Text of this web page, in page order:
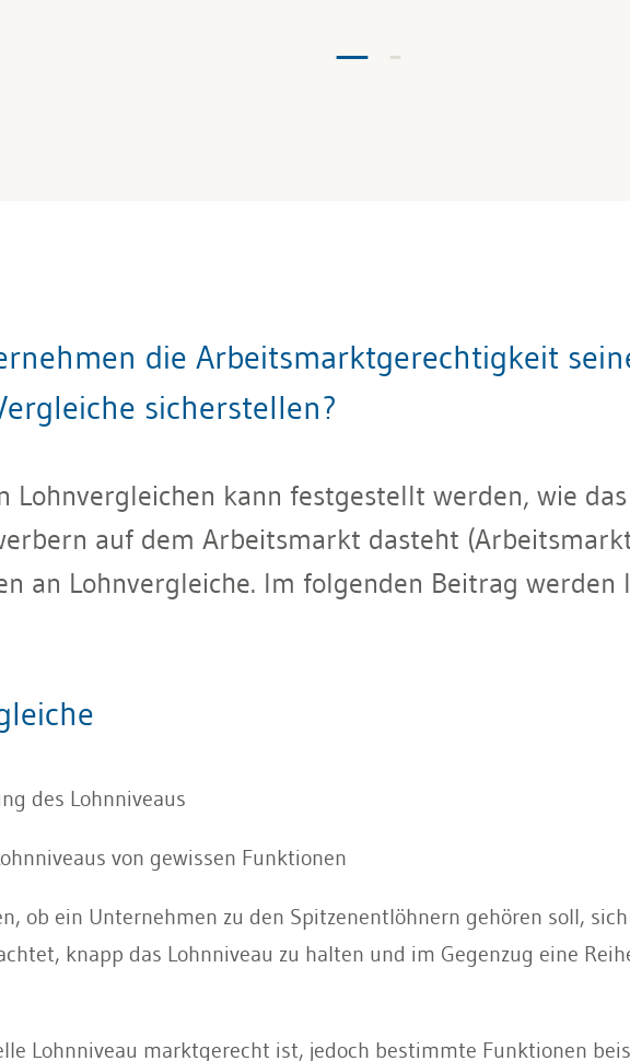
die Arbeitsmarktgerechtigkeit
sicherstellen?
Lohnvergleichen kann festgestellt werden, wie
auf dem Arbeitsmarkt dasteht
an Lohnvergleiche. Im folgenden Beitrag werden
des Lohnniveaus
von gewissen Funktionen
ob ein Unternehmen zu den Spitzenentlöhnern gehören soll,
knapp das Lohnniveau zu halten und im Gegenzug eine
Lohnniveau marktgerecht ist, jedoch bestimmte Funktionen